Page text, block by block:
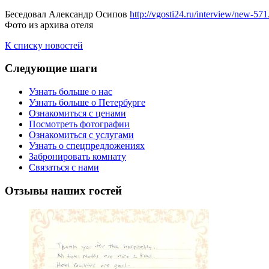
Беседовал Александр Осипов http://vgosti24.ru/interview/new-
Фото из архива отеля
К списку новостей
Следующие шаги
Узнать больше о нас
Узнать больше о Петербурге
Ознакомиться с ценами
Посмотреть фотографии
Ознакомиться с услугами
Узнать о спецпредложениях
Забронировать комнату
Связаться с нами
Отзывы наших гостей